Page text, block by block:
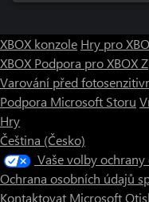
XBOX konzole Hry pro
XBOX Podpora pro XBOX
Varování před
Podpora Microsoft Storu
Hry
Čeština (Česko)
Vaše volby
Ochrana osobních údajů
Kontaktovat Microsoft